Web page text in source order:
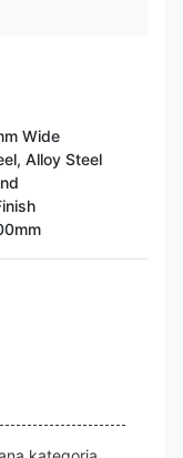
Wide
Alloy Steel